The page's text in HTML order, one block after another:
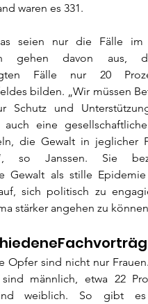
waren es 331.
seien nur die Fälle im
gehen davon aus,
Fälle nur 20
bilden. „Wir müssen
Schutz und
auch eine
die Gewalt in jeglicher
so Janssen. Sie
Gewalt als stille
sich politisch zu
stärker angehen zu
Opfer sind nicht nur
sind männlich, etwa 22
weiblich. So gibt